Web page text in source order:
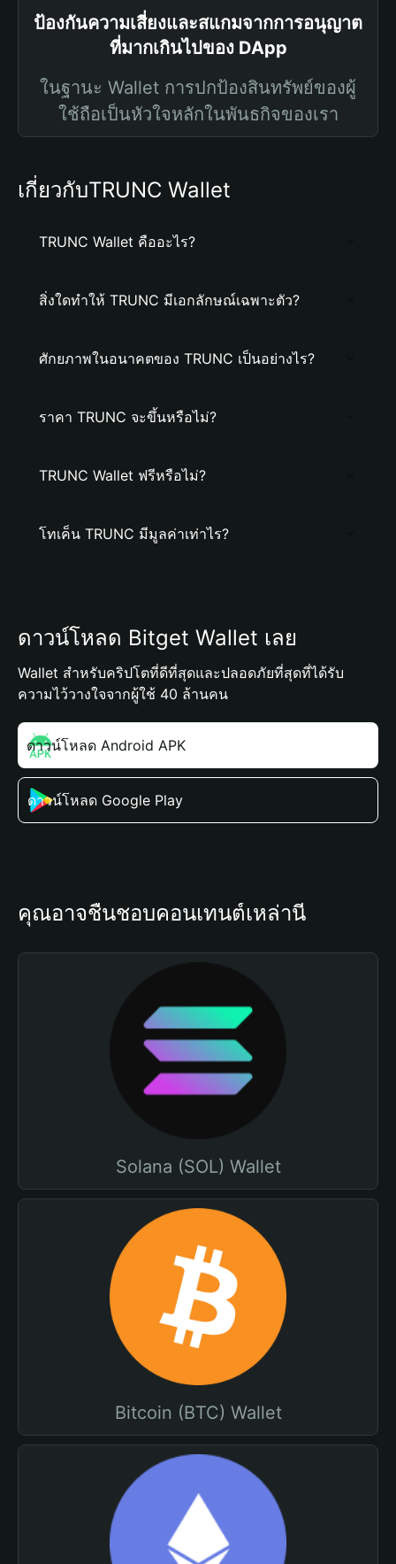
ป้องกันความเสี่ยงและสแกมจากการอนุญาต
ที่มากเกินไปของ DApp
ในฐานะ Wallet การปกป้องสินทรัพย์ของผู้
ใช้ถือเป็นหัวใจหลักในพันธกิจของเรา
เกี่ยวกับTRUNC Wallet
TRUNC Wallet คืออะไร?
สิ่งใดทำให้ TRUNC มีเอกลักษณ์เฉพาะตัว?
ศักยภาพในอนาคตของ TRUNC เป็นอย่างไร?
ราคา TRUNC จะขึ้นหรือไม่?
TRUNC Wallet ฟรีหรือไม่?
โทเค็น TRUNC มีมูลค่าเท่าไร?
ดาวน์โหลด Bitget Wallet เลย
Wallet สำหรับคริปโตที่ดีที่สุดและปลอดภัยที่สุดที่ได้รับ
ความไว้วางใจจากผู้ใช้ 40 ล้านคน
ดาวน์โหลด Android APK
ดาวน์โหลด Google Play
คุณอาจชื่นชอบคอนเทนต์เหล่านี้
Solana (SOL) Wallet
Bitcoin (BTC) Wallet